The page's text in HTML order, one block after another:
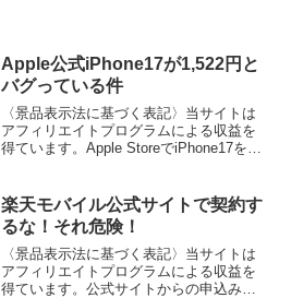
勢い！なぜ、そこまで...
Apple公式iPhone17が1,522円と
バグっている件
〈景品表示法に基づく表記〉当サイトは
アフィリエイトプログラムによる収益を
得ています。Apple StoreでiPhone17を安
完全な誤解です。Apple公式サイ...
楽天モバイル公式サイトで契約す
るな！それ危険！
〈景品表示法に基づく表記〉当サイトは
アフィリエイトプログラムによる収益を
得ています。公式サイトからの申込みは